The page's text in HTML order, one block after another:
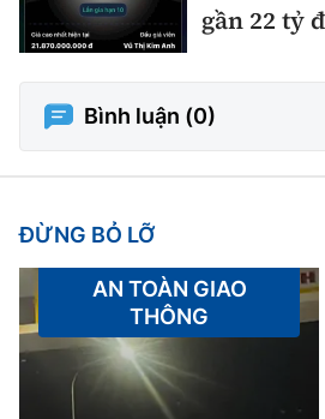
gần 22 tỷ
Bình luận (0)
ĐỪNG BỎ LỠ
AN TOÀN GIAO
THÔNG